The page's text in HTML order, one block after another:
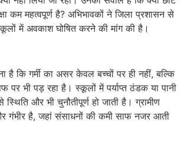
कम महत्वपूर्ण है? अभिभावकों ने जिला प्रशासन से
में अवकाश घोषित करने की मांग की है।
है कि गर्मी का असर केवल बच्चों पर ही नहीं, बल्कि
पर भी पड़ रहा है। स्कूलों में पर्याप्त ठंडक या पानी
स्थिति और भी चुनौतीपूर्ण हो जाती है। ग्रामीण
गंभीर है, जहां संसाधनों की कमी साफ नजर आती